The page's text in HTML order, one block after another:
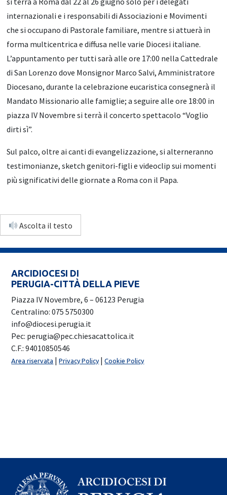
internazionali e i responsabili di Associazioni e Movimenti
che si occupano di Pastorale familiare, mentre si attuerà in
forma multicentrica e diffusa nelle varie Diocesi italiane.
L’appuntamento per tutti sarà alle ore 17:00 nella Cattedrale
di San Lorenzo dove Monsignor Marco Salvi, Amministratore
Diocesano, durante la celebrazione eucaristica consegnerà il
Mandato Missionario alle famiglie; a seguire alle ore 18:00 in
piazza IV Novembre si terrà il concerto spettacolo “Voglio
dirti sì”.
Sul palco, oltre ai canti di evangelizzazione, si alterneranno
testimonianze, sketch genitori-figli e videoclip sui momenti
più significativi delle giornate a Roma con il Papa.
Ascolta il testo
ARCIDIOCESI DI
PERUGIA-CITTÀ DELLA PIEVE
Piazza IV Novembre, 6 – 06123 Perugia
Centralino: 075 5750300
info@diocesi.perugia.it
Pec: perugia@pec.chiesacattolica.it
C.F.: 94010850546
Area riservata |Privacy Policy |Cookie Policy